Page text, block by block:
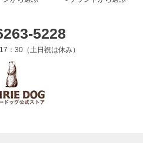
5228
：30（土日祝は休み）